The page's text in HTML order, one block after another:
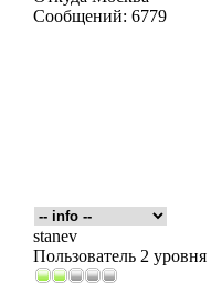
Сообщений: 6779
stanev
Пользователь 2 уровня